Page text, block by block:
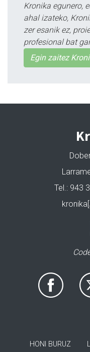
Kronika egunero,
ahal izateko,
zer esanik ez,
profesional bat
Egin zaitez
Tel.: 943
HONI BURUZ